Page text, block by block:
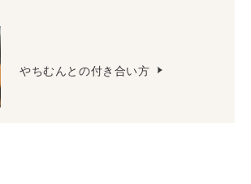
やちむんとの付き合い方